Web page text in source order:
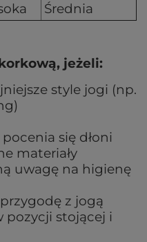
Średnia
jeżeli:
style jogi (np.
się dłoni
materiały
uwagę na higienę
z jogą
pozycji stojącej i